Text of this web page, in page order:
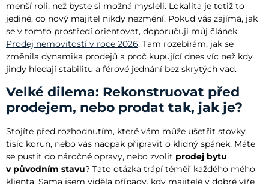
menší roli, než byste si možná mysleli. Lokalita je totiž to
jediné, co nový majitel nikdy nezmění. Pokud vás zajímá, jak
se v tomto prostředí orientovat, doporučuji můj článek
Prodej nemovitostí v roce 2026. Tam rozebírám, jak se
změnila dynamika prodejů a proč kupující dnes víc než kdy
jindy hledají stabilitu a férové jednání bez skrytých vad.
Velké dilema: Rekonstruovat před
prodejem, nebo prodat tak, jak je?
Stojíte před rozhodnutím, které vám může ušetřit stovky
tisíc korun, nebo vás naopak připravit o klidný spánek. Máte
se pustit do náročné opravy, nebo zvolit prodej bytu
v původním stavu? Tato otázka trápí téměř každého mého
klienta. Sama jsem viděla případy, kdy majitelé v dobré víře